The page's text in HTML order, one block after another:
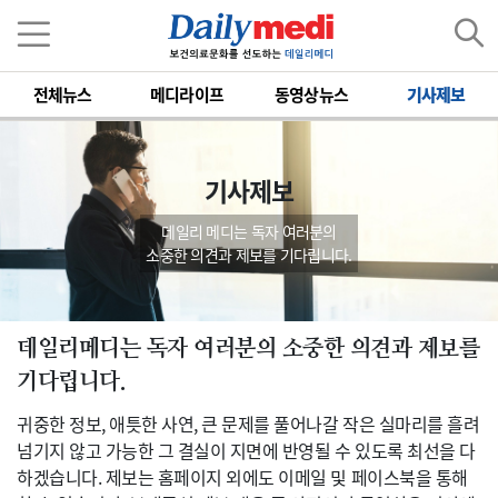
전체뉴스 메디라이프 동영상뉴스 기사제보
기사제보
데일리 메디는 독자 여러분의
소중한 의견과 제보를 기다립니다.
데일리메디는 독자 여러분의 소중한 의견과 제보를
기다립니다.
귀중한 정보, 애틋한 사연, 큰 문제를 풀어나갈 작은 실마리를 흘려
넘기지 않고 가능한 그 결실이 지면에 반영될 수 있도록 최선을 다
하겠습니다. 제보는 홈페이지 외에도 이메일 및 페이스북을 통해